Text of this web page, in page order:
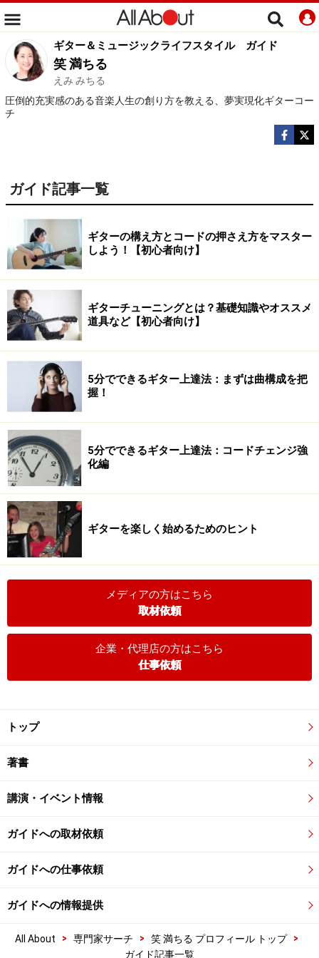
ギター＆ミュージックライフスタイル ガイド
笑 満ちる
えみ みちる
圧倒的充実感のある音楽人生の創り方を教える、夢実現化ギターコー
チ
ガイド記事一覧
ギターの構え方とコードの押さえ方をマスター
しよう！【初心者向け】
ギターチューニングとは？基礎知識やオススメ
道具など【初心者向け】
5分でできるギター上達法：まずは曲構成を把
握！
5分でできるギター上達法：コードチェンジ強
化編
ギターを楽しく始めるためのヒント
メディアの方はこちら
取材依頼
企業・代理店の方はこちら
仕事依頼
トップ
著書
講演・イベント情報
ガイドへの取材依頼
ガイドへの仕事依頼
ガイドへの情報提供
All About > 専門家サーチ > 笑 満ちる プロフィール トップ
>
ガイド記事一覧